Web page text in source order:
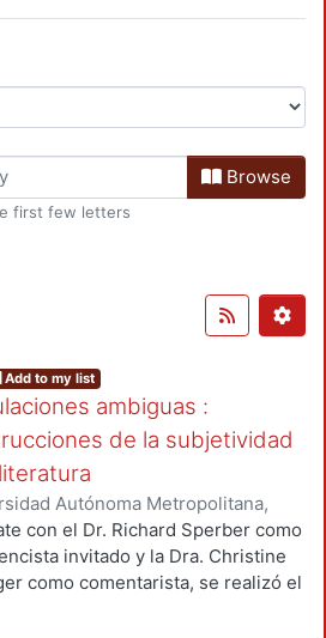
Browse
first few letters
Add to my list
ambiguas :
de la subjetividad
Autónoma Metropolitana,
Azcapotzalco, División de Ciencias
y Humanidades, Departamento
,2004)Sperber, Richard;
con el Dr. Richard Sperber como
invitado y la Dra. Christine
como comentarista, se realizó el